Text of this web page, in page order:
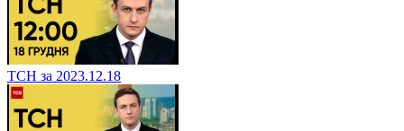
ТСН за 2023.12.18